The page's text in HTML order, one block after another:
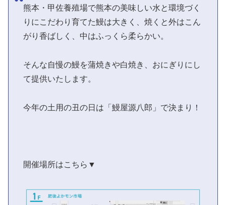
熊本・甲佐養殖場で熊本の美味しい水と環境づく
りにこだわり育てた鰻は大きく、焼くと外はこん
がり香ばしく、中はふっくら柔らかい。
そんな自慢の鰻を蒲焼きや白焼き、おにぎりにし
て提供いたします。
今年の土用の丑の日は「鰻屋源八郎」で決まり！
開催場所はこちら▼